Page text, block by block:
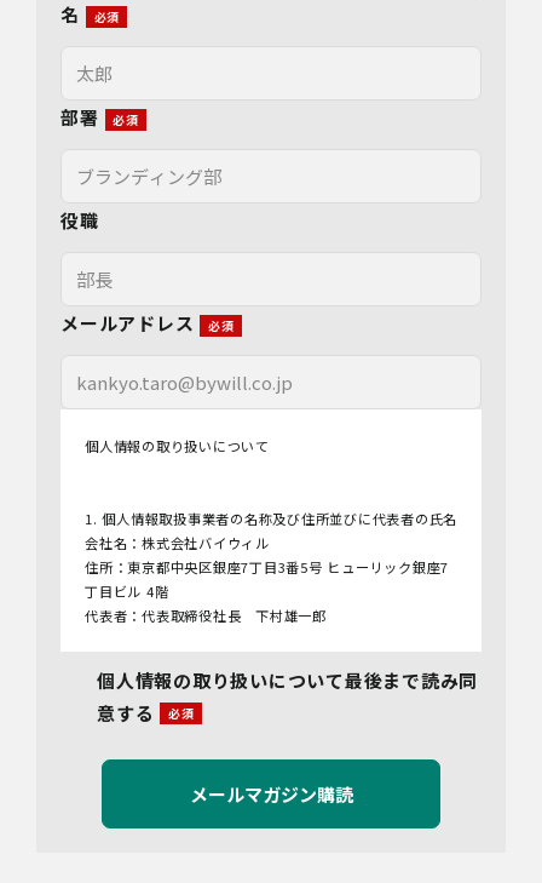
名
部署
役職
メールアドレス
個人情報の取り扱いについて
1. 個人情報取扱事業者の名称及び住所並びに代表者の氏名
会社名：株式会社バイウィル
住所：東京都中央区銀座7丁目3番5号 ヒューリック銀座7
丁目ビル 4階
代表者：代表取締役社長 下村雄一郎
管理者名：管理部長
連絡先：info@bywill.co.jp
3.利用目的
当社で取り扱う個人情報（個人情報保護法第2条第1項によ
り定義された「個人情報」をいい、以下同様とします。）
の利用目的は以下のとおりです。個人情報の提供は任意で
個人情報の取り扱いについて最後まで読み同
意する